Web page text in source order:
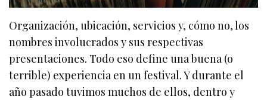
Organización, ubicación, servicios y, cómo no, los
nombres involucrados y sus respectivas
presentaciones. Todo eso define una buena (o
terrible) experiencia en un festival. Y durante el
año pasado tuvimos muchos de ellos, dentro y